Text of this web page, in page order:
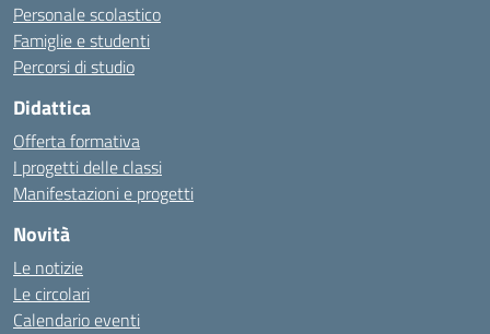
Personale scolastico
Famiglie e studenti
Percorsi di studio
Didattica
Offerta formativa
I progetti delle classi
Manifestazioni e progetti
Novità
Le notizie
Le circolari
Calendario eventi